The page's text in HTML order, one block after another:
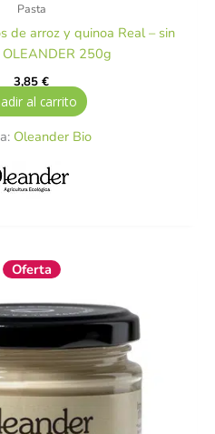
Pasta
de arroz y quinoa Real – sin
250g
3,85€
al carrito
Oleander Bio
Oferta
El
precio
era:
5,50 €.
es:
4,95 €.